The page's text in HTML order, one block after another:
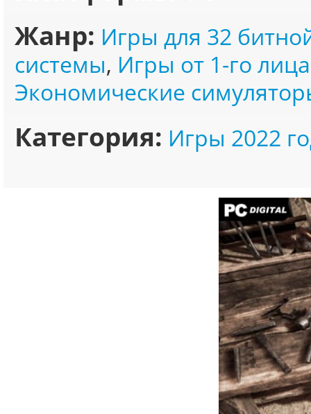
Жанр: Игры для 32
системы, Игры от 1-го лица
Экономические
Категория: Игры 2022